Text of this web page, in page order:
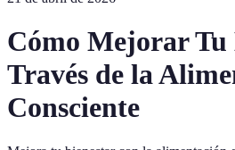
Cómo Mejorar Tu
Través de la
Consciente